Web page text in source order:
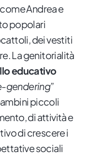
Andrea e
popolari
dei vestiti
La genitorialità
educativo
gendering”
piccoli
di attività e
di crescere i
sociali